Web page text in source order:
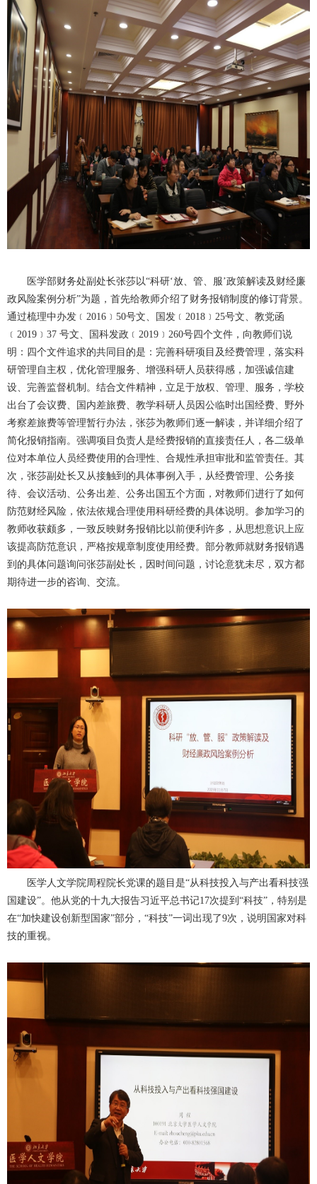
医学部财务处副处长张莎以“科研‘放、管、服’政策解读及财经廉
政风险案例分析”为题，首先给教师介绍了财务报销制度的修订背景。
通过梳理中办发﹝2016﹞50号文、国发﹝2018﹞25号文、教党函
﹝2019﹞37 号文、国科发政﹝2019﹞260号四个文件，向教师们说
明：四个文件追求的共同目的是：完善科研项目及经费管理，落实科
研管理自主权，优化管理服务、增强科研人员获得感，加强诚信建
设、完善监督机制。结合文件精神，立足于放权、管理、服务，学校
出台了会议费、国内差旅费、教学科研人员因公临时出国经费、野外
考察差旅费等管理暂行办法，张莎为教师们逐一解读，并详细介绍了
简化报销指南。强调项目负责人是经费报销的直接责任人，各二级单
位对本单位人员经费使用的合理性、合规性承担审批和监管责任。其
次，张莎副处长又从接触到的具体事例入手，从经费管理、公务接
待、会议活动、公务出差、公务出国五个方面，对教师们进行了如何
防范财经风险，依法依规合理使用科研经费的具体说明。参加学习的
教师收获颇多，一致反映财务报销比以前便利许多，从思想意识上应
该提高防范意识，严格按规章制度使用经费。部分教师就财务报销遇
到的具体问题询问张莎副处长，因时间问题，讨论意犹未尽，双方都
期待进一步的咨询、交流。
医学人文学院周程院长党课的题目是“从科技投入与产出看科技强
国建设”。他从党的十九大报告习近平总书记17次提到“科技”，特别是
在“加快建设创新型国家”部分，“科技”一词出现了9次，说明国家对科
技的重视。